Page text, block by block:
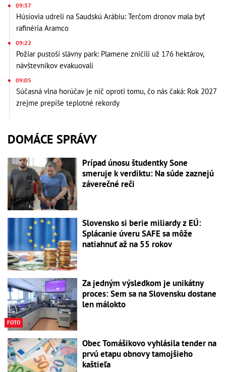
09:37
Húsíovia udreli na Saudskú Arábiu: Terčom dronov mala byť
rafinéria Aramco
09:22
Požiar pustoší slávny park: Plamene zničili už 176 hektárov,
návštevníkov evakuovali
09:05
Súčasná vlna horúčav je nič oproti tomu, čo nás čaká: Rok 2027
zrejme prepíše teplotné rekordy
DOMÁCE SPRÁVY
Prípad únosu študentky Sone
smeruje k verdiktu: Na súde zaznejú
záverečné reči
Slovensko si berie miliardy z EÚ:
Splácanie úveru SAFE sa môže
natiahnuť až na 55 rokov
FOTO
Za jedným výsledkom je unikátny
proces: Sem sa na Slovensku dostane
len málokto
Obec Tomášikovo vyhlásila tender na
prvú etapu obnovy tamojšieho
kaštieľa